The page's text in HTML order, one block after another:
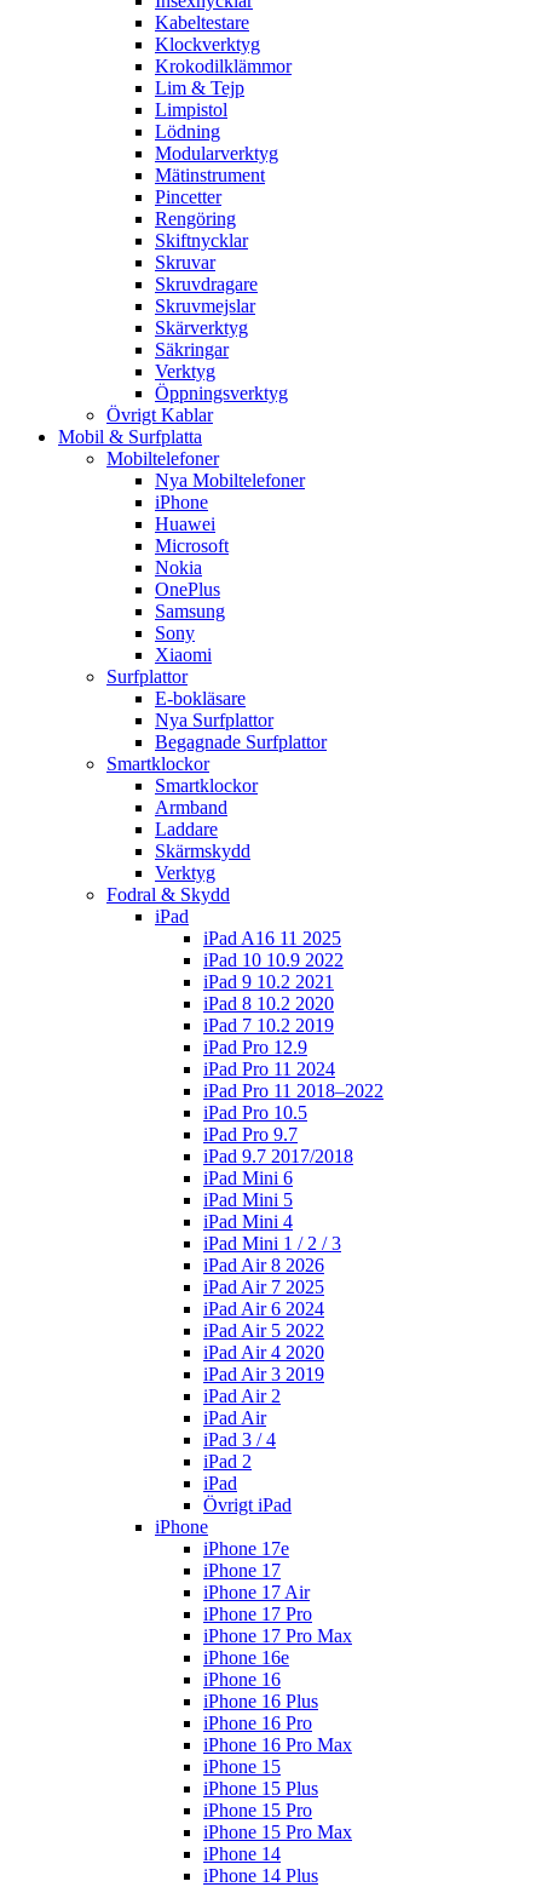
Kabeltestare
Klockverktyg
Krokodilklämmor
Lim & Tejp
Limpistol
Lödning
Modularverktyg
Mätinstrument
Pincetter
Rengöring
Skiftnycklar
Skruvar
Skruvdragare
Skruvmejslar
Skärverktyg
Säkringar
Verktyg
Öppningsverktyg
Övrigt Kablar
Mobil & Surfplatta
Mobiltelefoner
Nya Mobiltelefoner
iPhone
Huawei
Microsoft
Nokia
OnePlus
Samsung
Sony
Xiaomi
Surfplattor
E-bokläsare
Nya Surfplattor
Begagnade Surfplattor
Smartklockor
Smartklockor
Armband
Laddare
Skärmskydd
Verktyg
Fodral & Skydd
iPad
iPad A16 11 2025
iPad 10 10.9 2022
iPad 9 10.2 2021
iPad 8 10.2 2020
iPad 7 10.2 2019
iPad Pro 12.9
iPad Pro 11 2024
iPad Pro 11 2018–2022
iPad Pro 10.5
iPad Pro 9.7
iPad 9.7 2017/2018
iPad Mini 6
iPad Mini 5
iPad Mini 4
iPad Mini 1 / 2 / 3
iPad Air 8 2026
iPad Air 7 2025
iPad Air 6 2024
iPad Air 5 2022
iPad Air 4 2020
iPad Air 3 2019
iPad Air 2
iPad Air
iPad 3 / 4
iPad 2
iPad
Övrigt iPad
iPhone
iPhone 17e
iPhone 17
iPhone 17 Air
iPhone 17 Pro
iPhone 17 Pro Max
iPhone 16e
iPhone 16
iPhone 16 Plus
iPhone 16 Pro
iPhone 16 Pro Max
iPhone 15
iPhone 15 Plus
iPhone 15 Pro
iPhone 15 Pro Max
iPhone 14
iPhone 14 Plus